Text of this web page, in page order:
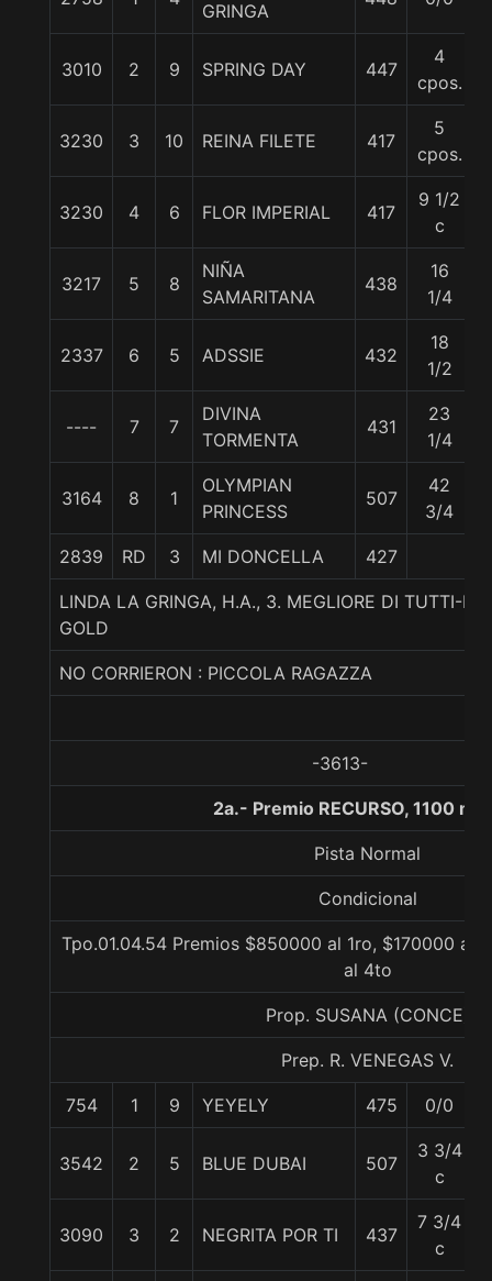
GRINGA
3010 2 9 SPRING DAY 447
4
cpos.
3230 3 10 REINA FILETE 417
5
cpos.
3230 4 6 FLOR IMPERIAL 417
9 1/2
c
3217 5 8
NIÑA
SAMARITANA
438
16
1/4
2337 6 5 ADSSIE 432
18
1/2
---- 7 7
DIVINA
TORMENTA
431
23
1/4
3164 8 1
OLYMPIAN
PRINCESS
507
42
3/4
2839 RD 3 MI DONCELLA 427
LINDA LA GRINGA, H.A., 3. MEGLIORE DI TUTTI-
GOLD
NO CORRIERON : PICCOLA RAGAZZA
-3613-
2a.- Premio RECURSO, 1100
Pista Normal
Condicional
Tpo.01.04.54 Premios $850000 al 1ro, $170000 al
al 4to
Prop. SUSANA (CONCE)
Prep. R. VENEGAS V.
754 1 9 YEYELY 475 0/0
3542 2 5 BLUE DUBAI 507
3 3/4
c
3090 3 2 NEGRITA POR TI 437
7 3/4
c